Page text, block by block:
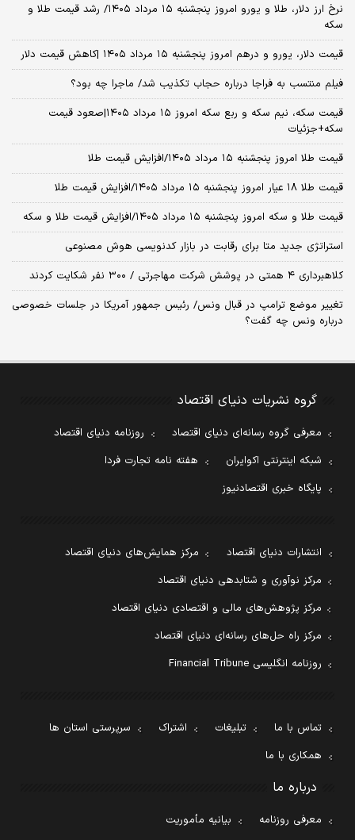
نرخ ارز دلار، طلا و یورو امروز پنجشنبه ۱۵ مرداد ۱۴۰۵/ رشد قیمت طلا و
سکه
قیمت دلار، یورو و درهم امروز پنجشنبه ۱۵ مرداد ۱۴۰۵ |کاهش قیمت دلار
فیلم منتسب به فراجا درباره حجاب تکذیب شد/ ماجرا چه بود؟
قیمت سکه، نیم سکه و ربع سکه امروز ۱۵ مرداد ۱۴۰۵|صعود قیمت
سکه+جزئیات
قیمت طلا امروز پنجشنبه ۱۵ مرداد ۱۴۰۵/افزایش قیمت طلا
قیمت طلا ۱۸ عیار امروز پنجشنبه ۱۵ مرداد ۱۴۰۵/افزایش قیمت طلا
قیمت طلا و سکه امروز پنجشنبه ۱۵ مرداد ۱۴۰۵/افزایش قیمت طلا و سکه
استراتژی جدید متا برای رقابت در بازار کدنویسی هوش مصنوعی
کلاهبرداری ۴ همتی در پوشش شرکت مهاجرتی / ۳۰۰ نفر شکایت کردند
تغییر موضع ترامپ در قبال ونس/ رئیس جمهور آمریکا در جلسات خصوصی
درباره ونس چه گفت؟
گروه نشریات دنیای اقتصاد
معرفی گروه رسانه‌ای دنیای اقتصاد
روزنامه دنیای اقتصاد
شبکه اینترنتی اکوایران
هفته نامه تجارت فردا
پایگاه خبری اقتصادنیوز
انتشارات دنیای اقتصاد
مرکز همایش‌های دنیای اقتصاد
مرکز نوآوری و شتابدهی دنیای اقتصاد
مرکز پژوهش‌های مالی و اقتصادی دنیای اقتصاد
مرکز راه حل‌های رسانه‌ای دنیای اقتصاد
روزنامه انگلیسی Financial Tribune
تماس با ما تبلیغات اشتراک
سرپرستی استان ها
همکاری با ما
درباره ما
معرفی روزنامه
بیانیه مأموریت